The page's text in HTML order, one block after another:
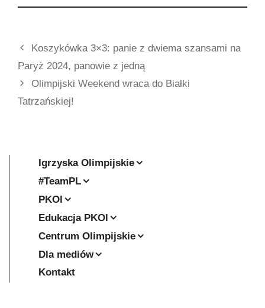
Koszykówka 3×3: panie z dwiema szansami na
Paryż 2024, panowie z jedną
Olimpijski Weekend wraca do Białki
Tatrzańskiej!
Igrzyska Olimpijskie
#TeamPL
PKOl
Edukacja PKOl
Centrum Olimpijskie
Dla mediów
Kontakt